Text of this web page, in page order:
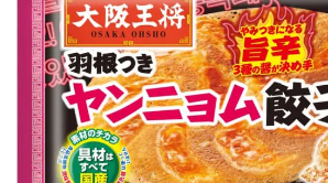
昇華
居酒屋 弁当 担々麺
新商品
旨辛 生産者 硬く
食の安全
鉄ラー油 鍋
鍋
開発秘話
関西万博 食と栄養
餃子と食べたい
餃子と飲みたい
麻婆豆腐
麻辣湯 通販 質